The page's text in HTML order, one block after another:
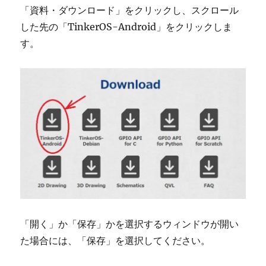
「資料・ダウンロード」をクリックし、スクロール
した先の「TinkerOS-Android」をクリックしま
す。
「開く」か「保存」かを選択するウィンドウが開い
た場合には、「保存」を選択してください。